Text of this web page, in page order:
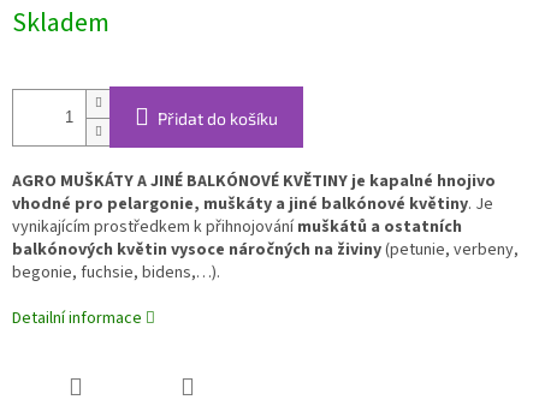
Skladem
Přidat do košíku
AGRO MUŠKÁTY A JINÉ BALKÓNOVÉ KVĚTINY je kapalné hnojivo
vhodné pro pelargonie, muškáty a jiné balkónové květiny. Je
vynikajícím prostředkem k přihnojovánímuškátů a ostatních
balkónových květin vysoce náročných na živiny(petunie, verbeny,
begonie, fuchsie, bidens,…).
Detailní informace